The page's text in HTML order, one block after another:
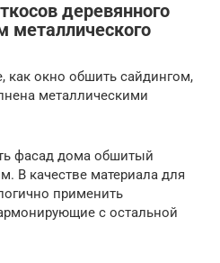
деревянного
металлического
как окно обшить сайдингом,
металлическими
фасад дома обшитый
В качестве материала для
применить
с остальной